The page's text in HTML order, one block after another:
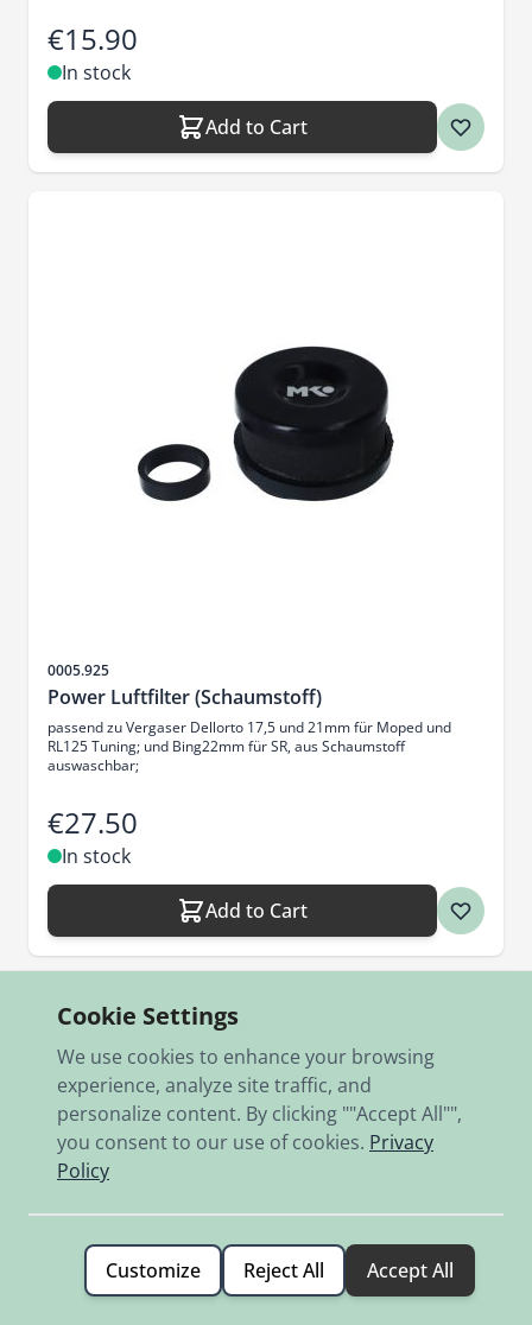
€15.90
In stock
Add to Cart
Sku
0005.925
Power Luftfilter (Schaumstoff)
passend zu Vergaser Dellorto 17,5 und 21mm für Moped und
RL125 Tuning; und Bing22mm für SR, aus Schaumstoff
auswaschbar;
€27.50
In stock
Add to Cart
Cookie Settings
We use cookies to enhance your browsing
experience, analyze site traffic, and
personalize content. By clicking ""Accept All"",
you consent to our use of cookies. Privacy
Policy
Customize Reject All Accept All